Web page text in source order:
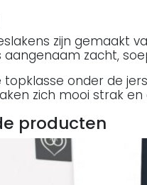
zijn gemaakt
aangenaam zacht,
onder de
zich mooi strak
producten